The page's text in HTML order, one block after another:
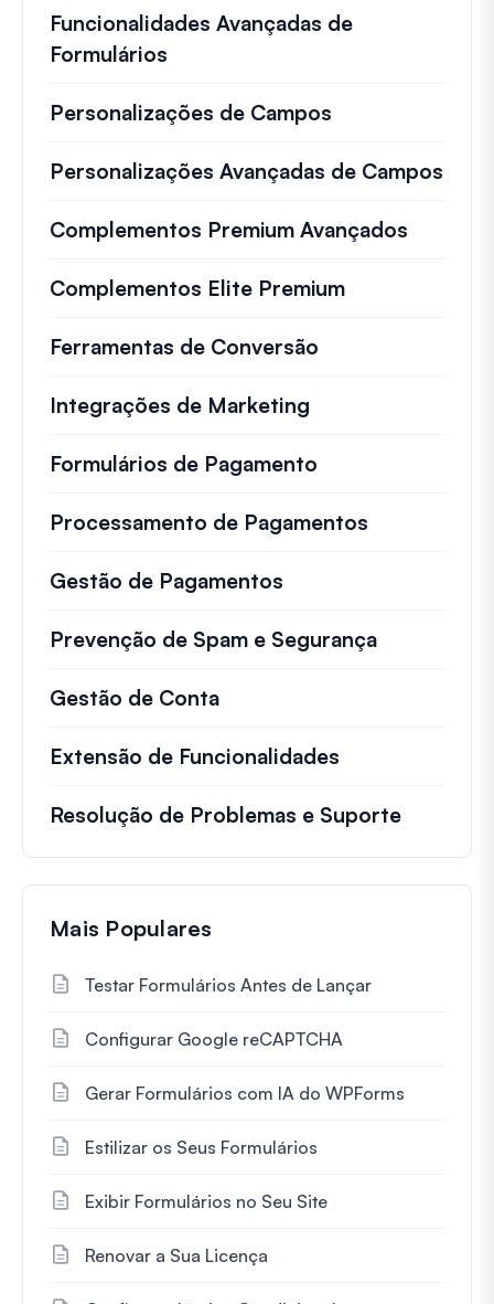
Funcionalidades Avançadas de
Formulários
Personalizações de Campos
Personalizações Avançadas de Campos
Complementos Premium Avançados
Complementos Elite Premium
Ferramentas de Conversão
Integrações de Marketing
Formulários de Pagamento
Processamento de Pagamentos
Gestão de Pagamentos
Prevenção de Spam e Segurança
Gestão de Conta
Extensão de Funcionalidades
Resolução de Problemas e Suporte
Mais Populares
Testar Formulários Antes de Lançar
Configurar Google reCAPTCHA
Gerar Formulários com IA do WPForms
Estilizar os Seus Formulários
Exibir Formulários no Seu Site
Renovar a Sua Licença